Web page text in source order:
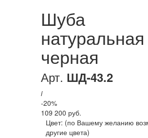
Шуба
натуральная
черная
Арт. ШД-43.2
i
-20%
109 200 руб.
Цвет: (по Вашему желанию
другие цвета)